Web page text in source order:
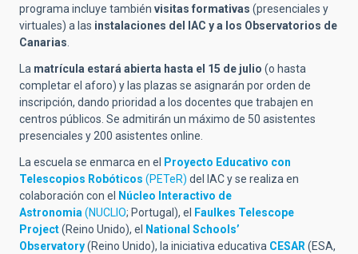
programa incluye también visitas formativas (presenciales y
virtuales) a las instalaciones del IAC y a los Observatorios de
Canarias.
La matrícula estará abierta hasta el 15 de julio (o hasta
completar el aforo) y las plazas se asignarán por orden de
inscripción, dando prioridad a los docentes que trabajen en
centros públicos. Se admitirán un máximo de 50 asistentes
presenciales y 200 asistentes online.
La escuela se enmarca en el
Proyecto Educativo con
Telescopios Robóticos (PETeR) del IAC y se realiza en
colaboración con el
Núcleo Interactivo de
Astronomia(NUCLIO; Portugal), el
Faulkes Telescope
Project(Reino Unido), el
National Schools’
Observatory(Reino Unido), la iniciativa educativa CESAR(ESA,